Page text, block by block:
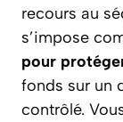
recours au
s’impose
pour
fonds sur un
contrôlé.